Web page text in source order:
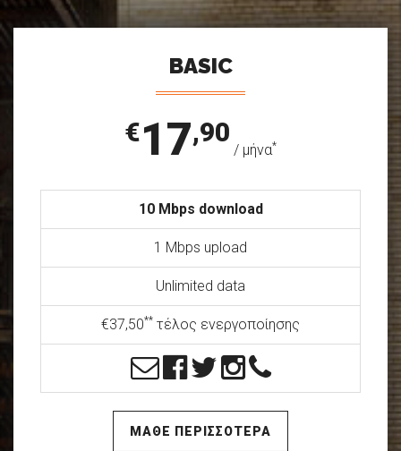
BASIC
€17,90
/ μήνα*
10 Mbps download
1 Mbps upload
Unlimited data
€37,50** τέλος ενεργοποίησης
ΜΑΘΕ ΠΕΡΙΣΣΟΤΕΡΑ